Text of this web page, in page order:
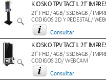
KIOSKO TPV TACTIL 21''
21" FHD/ 4GB/ SSD64GB /
CODIGOS 2D Y PEDESTAL/
Consultar
KIOSKO TPV TACTIL 21''
21" FHD/ 4GB/ SSD64GB /
CODIGOS 2D/ WEBCAM
Consultar